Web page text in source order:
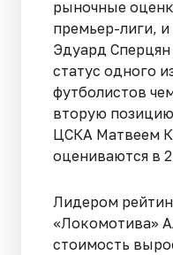
рыночные
премьер-лиги,
Эдуард
статус одного
футболистов
вторую
ЦСКА Матвеем
оцениваются в
Лидером
«Локомотива»
стоимость